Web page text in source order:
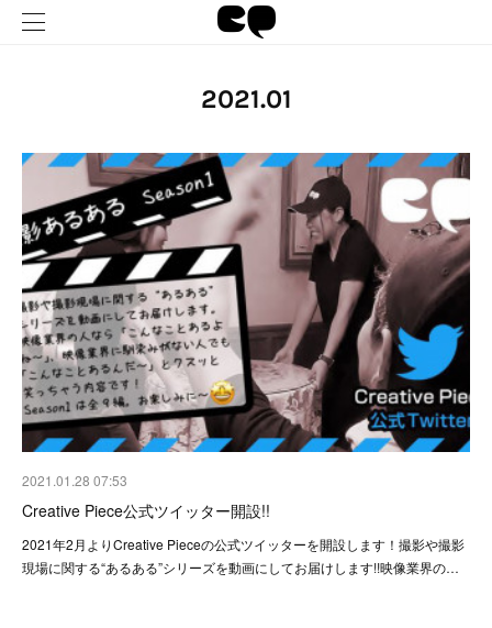
2021.01
2021.01.28 07:53
Creative Piece公式ツイッター開設!!
2021年2月よりCreative Pieceの公式ツイッターを開設します！撮影や撮影
現場に関する“あるある”シリーズを動画にしてお届けします!!映像業界の…